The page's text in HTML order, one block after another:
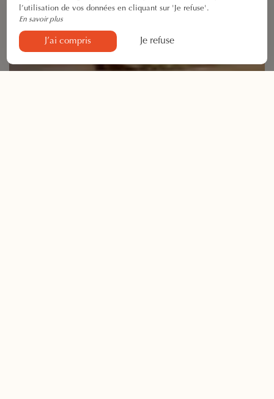
l’utilisation de vos données en cliquant sur 'Je refuse'.
En savoir plus
J’ai compris Je refuse